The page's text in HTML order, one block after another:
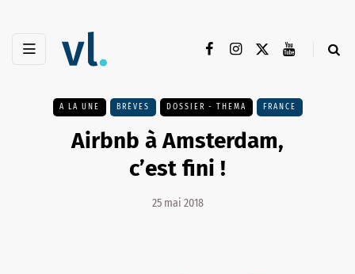
A LA UNE BRÈVES DOSSIER - THEMA FRANCE
Airbnb à Amsterdam,
c’est fini !
25 mai 2018